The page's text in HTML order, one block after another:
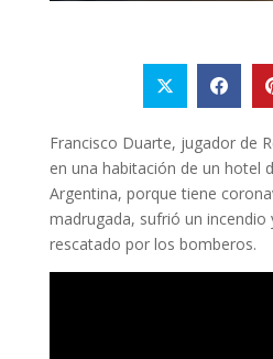
Francisco Duarte, jugador de
en una habitación de un hotel
Argentina, porque tiene
madrugada, sufrió un incendio
rescatado por los bomberos.